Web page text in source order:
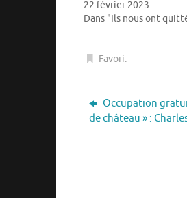
22 février 2023
Dans "Ils nous ont
Favori.
Occupation
de château » :